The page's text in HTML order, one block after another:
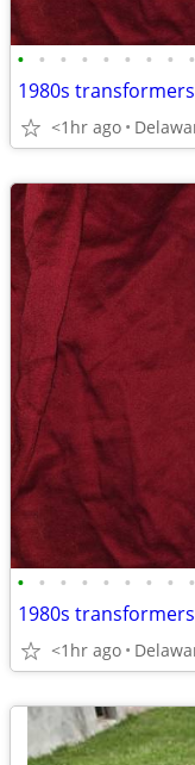
• • • • • • • • •
1980s
<1hr ago
• • • • • • • • •
1980s
<1hr ago